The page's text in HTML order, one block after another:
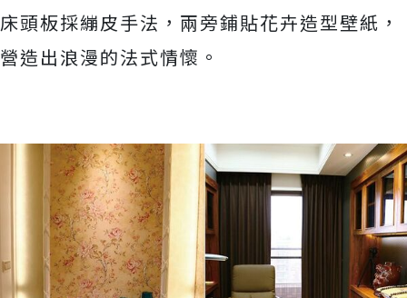
床頭板採繃皮手法，兩旁鋪貼花卉造型壁紙，
營造出浪漫的法式情懷。